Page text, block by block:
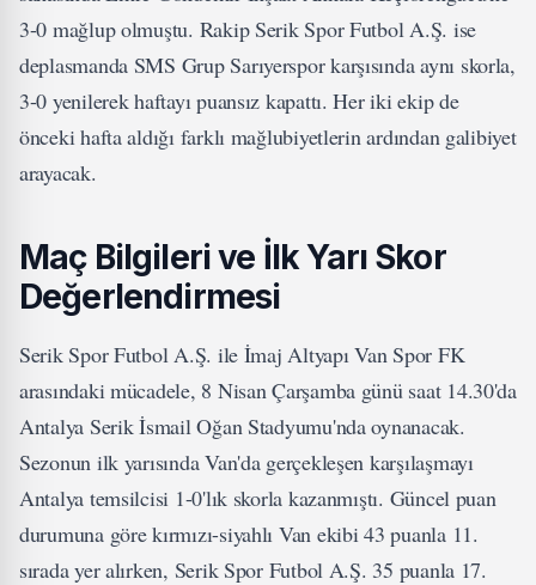
3-0 mağlup olmuştu. Rakip Serik Spor Futbol A.Ş. ise
deplasmanda SMS Grup Sarıyerspor karşısında aynı skorla,
3-0 yenilerek haftayı puansız kapattı. Her iki ekip de
önceki hafta aldığı farklı mağlubiyetlerin ardından galibiyet
arayacak.
Maç Bilgileri ve İlk Yarı Skor
Değerlendirmesi
Serik Spor Futbol A.Ş. ile İmaj Altyapı Van Spor FK
arasındaki mücadele, 8 Nisan Çarşamba günü saat 14.30'da
Antalya Serik İsmail Oğan Stadyumu'nda oynanacak.
Sezonun ilk yarısında Van'da gerçekleşen karşılaşmayı
Antalya temsilcisi 1-0'lık skorla kazanmıştı. Güncel puan
durumuna göre kırmızı-siyahlı Van ekibi 43 puanla 11.
sırada yer alırken, Serik Spor Futbol A.Ş. 35 puanla 17.